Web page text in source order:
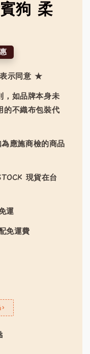
狗 柔
示同意 ★
，如品牌本身未
的不織布包裝代
應施商檢的商品
現貨在台
運
免運費